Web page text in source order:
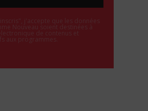
j'accepte que les données
Nouveau soient destinées à
de contenus et
aux programmes.